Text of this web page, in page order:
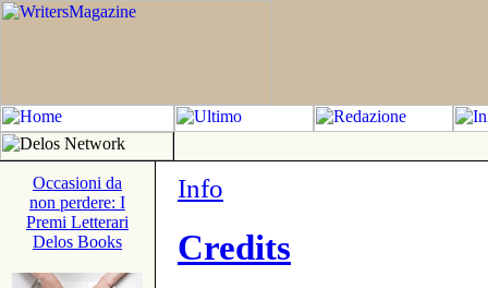
Occasioni da
non perdere: I
Premi Letterari
Delos Books
Info
Credits